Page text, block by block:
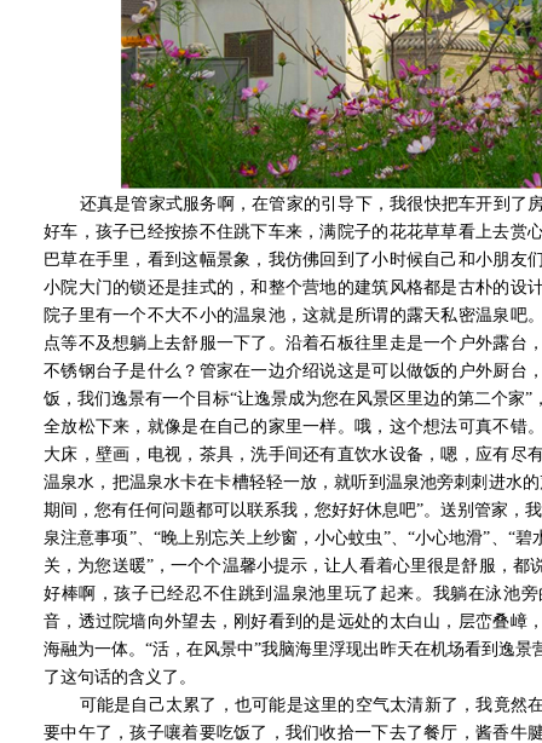
还真是管家式服务啊，在管家的引导下，我很快把车开到了
好车，孩子已经按捺不住跳下车来，满院子的花花草草看上去赏
巴草在手里，看到这幅景象，我仿佛回到了小时候自己和小朋友
小院大门的锁还是挂式的，和整个营地的建筑风格都是古朴的设
院子里有一个不大不小的温泉池，这就是所谓的露天私密温泉吧
点等不及想躺上去舒服一下了。沿着石板往里走是一个户外露台
不锈钢台子是什么？管家在一边介绍说这是可以做饭的户外厨台
饭，我们逸景有一个目标“让逸景成为您在风景区里边的第二个家
全放松下来，就像是在自己的家里一样。哦，这个想法可真不错
大床，壁画，电视，茶具，洗手间还有直饮水设备，嗯，应有尽
温泉水，把温泉水卡在卡槽轻轻一放，就听到温泉池旁刺刺进水
期间，您有任何问题都可以联系我，您好好休息吧”。送别管家，
泉注意事项”、“晚上别忘关上纱窗，小心蚊虫”、“小心地滑”、“
关，为您送暖”，一个个温馨小提示，让人看着心里很是舒服，都
好棒啊，孩子已经忍不住跳到温泉池里玩了起来。我躺在泳池
音，透过院墙向外望去，刚好看到的是远处的太白山，层峦叠嶂
海融为一体。“活，在风景中”我脑海里浮现出昨天在机场看到逸
了这句话的含义了。
可能是自己太累了，也可能是这里的空气太清新了，我竟然
要中午了，孩子嚷着要吃饭了，我们收拾一下去了餐厅，酱香牛